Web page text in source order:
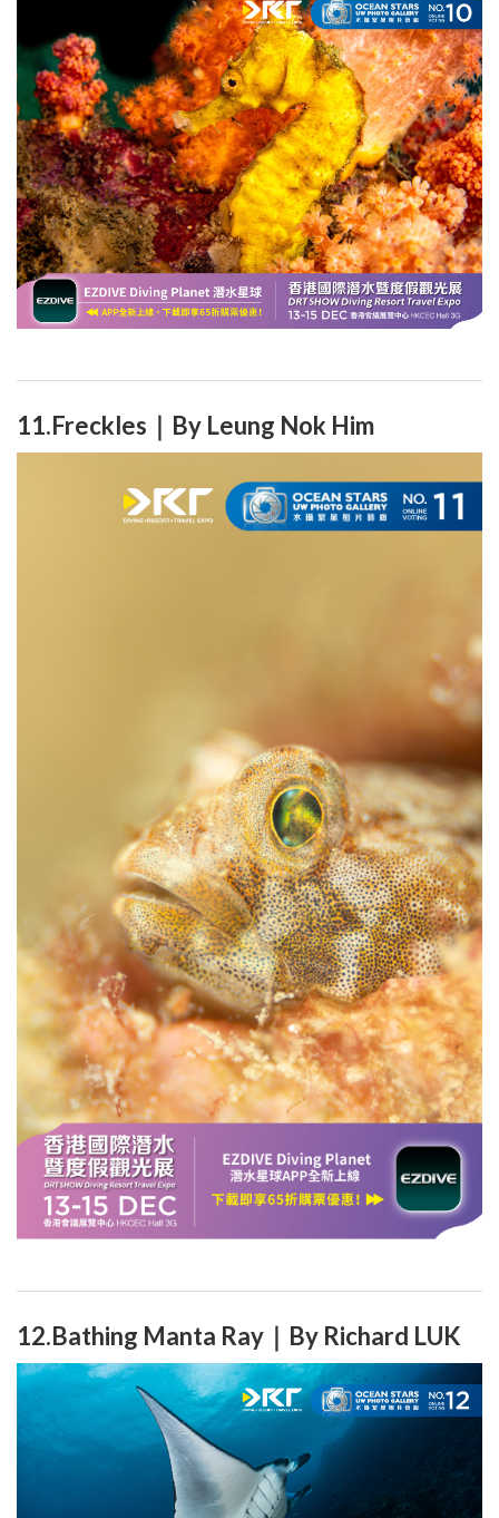
11.Freckles｜By Leung Nok Him
12.Bathing Manta Ray｜By Richard LUK